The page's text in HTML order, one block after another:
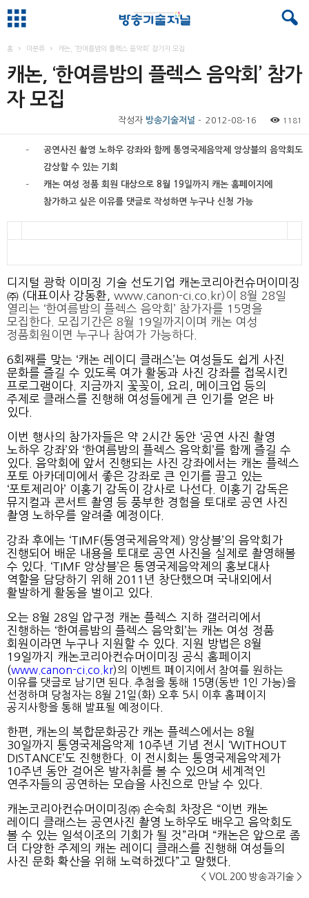
홈 미분류 캐논, ‘한여름밤의 플렉스 음악회’ 참가자 모집
캐논, ‘한여름밤의 플렉스 음악회’ 참가
자 모집
작성자 방송기술저널 - 2012-08-16 1181
–
공연사진 촬영 노하우 강좌와 함께 통영국제음악제 앙상블의 음악회도
감상할 수 있는 기회
–
캐논 여성 정품 회원 대상으로8월 19일까지 캐논 홈페이지에
참가하고 싶은 이유를 댓글로 작성하면 누구나 신청 가능
디지털 광학 이미징 기술 선도기업 캐논코리아컨슈머이미징
㈜ (대표이사 강동환, www.canon-ci.co.kr)이 8월 28일
열리는 ‘한여름밤의 플렉스 음악회’ 참가자를 15명을
모집한다. 모집기간은 8월 19일까지이며 캐논 여성
정품회원이면 누구나 참여가 가능하다.
6회째를 맞는 ‘캐논 레이디 클래스’는 여성들도 쉽게 사진
문화를 즐길 수 있도록 여가 활동과 사진 강좌를 접목시킨
프로그램이다. 지금까지 꽃꽂이, 요리, 메이크업 등의
주제로 클래스를 진행해 여성들에게 큰 인기를 얻은 바
있다.
이번 행사의 참가자들은 약 2시간 동안 ‘공연 사진 촬영
노하우 강좌’와 ‘한여름밤의 플렉스 음악회’를 함께 즐길 수
있다. 음악회에 앞서 진행되는 사진 강좌에서는 캐논 플렉스
포토 아카데미에서 좋은 강좌로 큰 인기를 끌고 있는
‘포토제리아’ 이홍기 감독이 강사로 나선다. 이홍기 감독은
뮤지컬과 콘서트 촬영 등 풍부한 경험을 토대로 공연 사진
촬영 노하우를 알려줄 예정이다.
강좌 후에는 ‘TIMF(통영국제음악제) 앙상블’의 음악회가
진행되어 배운 내용을 토대로 공연 사진을 실제로 촬영해볼
수 있다. ‘TIMF 앙상블’은 통영국제음악제의 홍보대사
역할을 담당하기 위해 2011년 창단했으며 국내외에서
활발하게 활동을 벌이고 있다.
오는 8월 28일 압구정 캐논 플렉스 지하 갤러리에서
진행하는 ‘한여름밤의 플렉스 음악회’는 캐논 여성 정품
회원이라면 누구나 지원할 수 있다. 지원 방법은 8월
19일까지 캐논코리아컨슈머이미징 공식 홈페이지
(www.canon-ci.co.kr) 의 이벤트 페이지에서 참여를 원하는
이유를 댓글로 남기면 된다. 추첨을 통해 15명(동반 1인 가능)을
선정하며 당첨자는 8월 21일(화) 오후 5시 이후 홈페이지
공지사항을 통해 발표될 예정이다.
한편, 캐논의 복합문화공간 캐논 플렉스에서는 8월
30일까지 통영국제음악제 10주년 기념 전시 ‘WITHOUT
DISTANCE’도 진행한다. 이 전시회는 통영국제음악제가
10주년 동안 걸어온 발자취를 볼 수 있으며 세계적인
연주자들의 공연하는 모습을 사진으로 만날 수 있다.
캐논코리아컨슈머이미징㈜ 손숙희 차장은 “이번 캐논
레이디 클래스는 공연사진 촬영 노하우도 배우고 음악회도
볼 수 있는 일석이조의 기회가 될 것”라며 “캐논은 앞으로 좀
더 다양한 주제의 캐논 레이디 클래스를 진행해 여성들의
사진 문화 확산을 위해 노력하겠다”고 말했다.
< VOL.200 방송과기술 >